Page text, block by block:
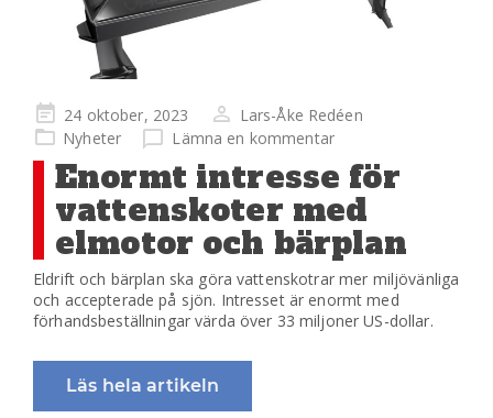
Publicerad
på
24 oktober, 2023
Lars-Åke Redéen
Nyheter
Lämna en kommentar
Enormt intresse för
vattenskoter med
elmotor och bärplan
Eldrift och bärplan ska göra vattenskotrar mer miljövänliga
och accepterade på sjön. Intresset är enormt med
förhandsbeställningar värda över 33 miljoner US-dollar.
Läs hela artikeln